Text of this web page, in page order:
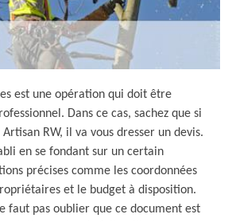
est une opération qui doit être
Dans ce cas, sachez que si
RW, il va vous dresser un devis.
en se fondant sur un certain
précises comme les coordonnées
et le budget à disposition.
faut pas oublier que ce document est